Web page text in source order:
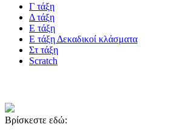
Γ τάξη
Δ τάξη
Ε τάξη
Ε τάξη Δεκαδικοί κλάσματα
Στ τάξη
Scratch
Βρίσκεστε εδώ: